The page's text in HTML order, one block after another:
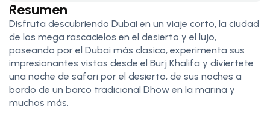
Resumen
Disfruta descubriendo Dubai en un viaje corto, la ciudad
de los mega rascacielos en el desierto y el lujo,
paseando por el Dubai más clasico, experimenta sus
impresionantes vistas desde el Burj Khalifa y diviertete
una noche de safari por el desierto, de sus noches a
bordo de un barco tradicional Dhow en la marina y
muchos más.